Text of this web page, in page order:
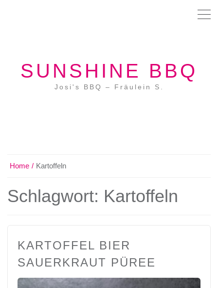
SUNSHINE BBQ
Josi's BBQ – Fräulein S.
Home Kartoffeln
Schlagwort: Kartoffeln
KARTOFFEL BIER
SAUERKRAUT PÜREE